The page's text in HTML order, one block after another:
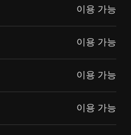
이용 가능
이용 가능
이용 가능
이용 가능